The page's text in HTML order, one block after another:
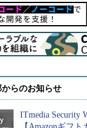
らのお知らせ
ITmedia Security